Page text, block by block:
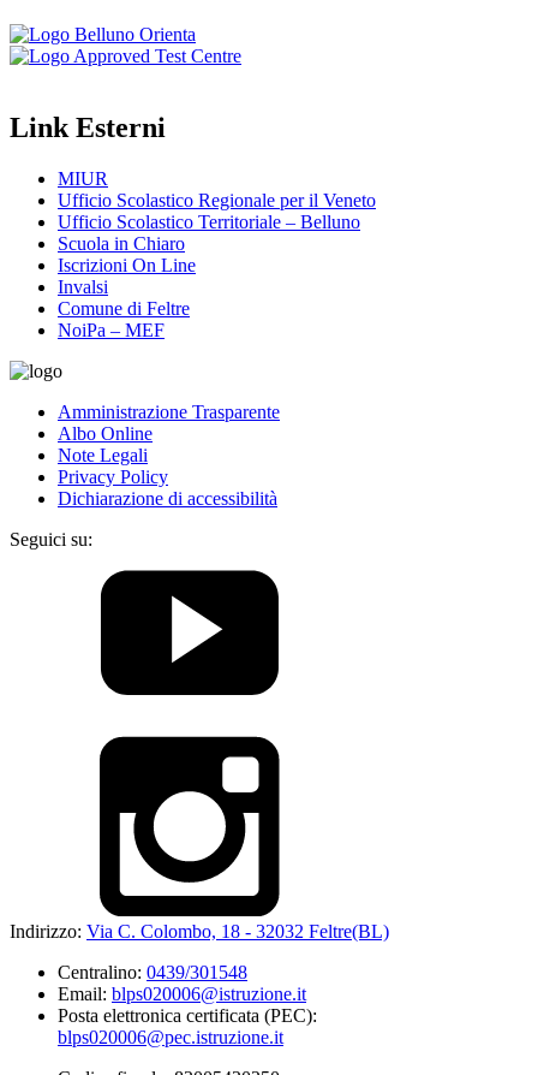
Link Esterni
MIUR
Ufficio Scolastico Regionale per il Veneto
Ufficio Scolastico Territoriale – Belluno
Scuola in Chiaro
Iscrizioni On Line
Invalsi
Comune di Feltre
NoiPa – MEF
Amministrazione Trasparente
Albo Online
Note Legali
Privacy Policy
Dichiarazione di accessibilità
Seguici su:
Indirizzo: Via C. Colombo, 18 - 32032 Feltre(BL)
Centralino: 0439/301548
Email: blps020006@istruzione.it
Posta elettronica certificata (PEC):
blps020006@pec.istruzione.it